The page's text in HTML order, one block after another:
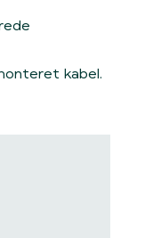
kabel.